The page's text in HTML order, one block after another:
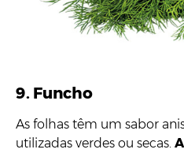
9. Funcho
As folhas têm um sabor
utilizadas verdes ou secas.